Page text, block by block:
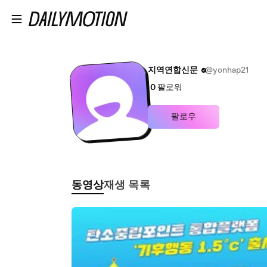
지역연합신문
@yonhap21
0팔로워
팔로우
동영상재생 목록